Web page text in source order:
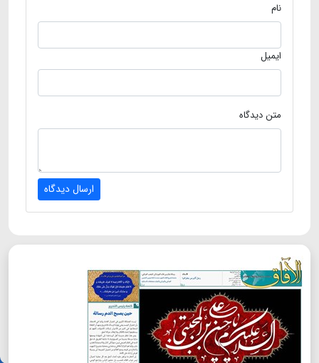
نام
ایمیل
متن دیدگاه
ارسال دیدگاه